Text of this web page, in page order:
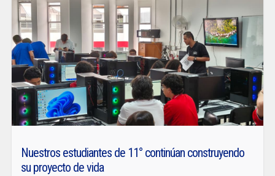
Nuestros estudiantes de 11° continúan construyendo
su proyecto de vida